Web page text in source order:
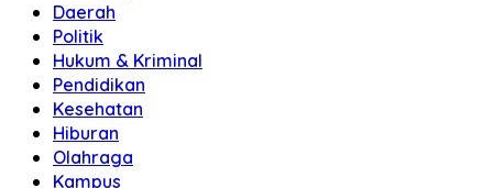
Daerah
Politik
Hukum & Kriminal
Pendidikan
Kesehatan
Hiburan
Olahraga
Kampus